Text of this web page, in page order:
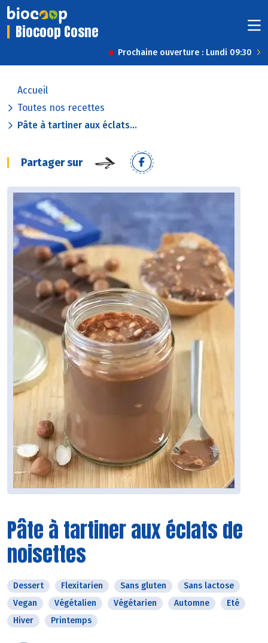
Biocoop Cosne
Prochaine ouverture : Lundi 09:30
Accueil
Toutes nos recettes
Pâte à tartiner aux éclats...
Partager sur
Pâte à tartiner aux éclats de
noisettes
Dessert Flexitarien Sans gluten
Sans lactose
Vegan
Végétalien Végétarien Automne
Eté
Hiver
Printemps